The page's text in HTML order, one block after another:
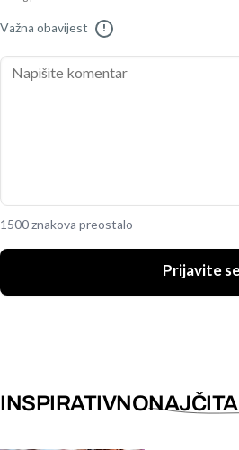
Važna obavijest !
1500 znakova preostalo
Prijavite
INSPIRATIVNO